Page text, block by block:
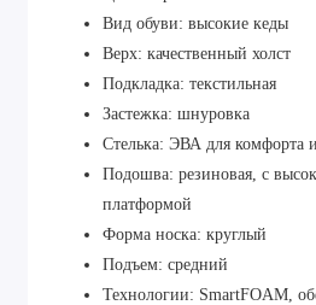
Вид обуви: высокие кеды
Верх: качественный холст
Подкладка: текстильная
Застежка: шнуровка
Стелька: ЭВА для комфорта
Подошва: резиновая, с
платформой
Форма носка: круглый
Подъем: средний
Технологии: SmartFOAM,